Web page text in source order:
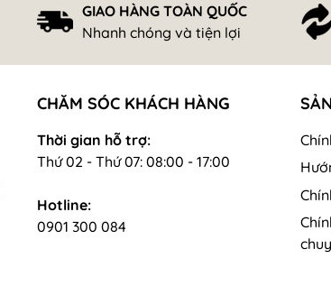
GIAO HÀNG TOÀN QUỐC
Nhanh chóng và tiện lợi
CHĂM SÓC KHÁCH HÀNG
Thời gian hỗ trợ:
Thứ 02 - Thứ 07: 08:00 - 17:00
Hotline:
0901 300 084